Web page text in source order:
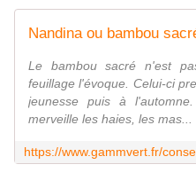
Nandina ou bambou
Le bambou sacré n'est
feuillage l'évoque. Celui-ci
jeunesse puis à
merveille les haies, les mas...